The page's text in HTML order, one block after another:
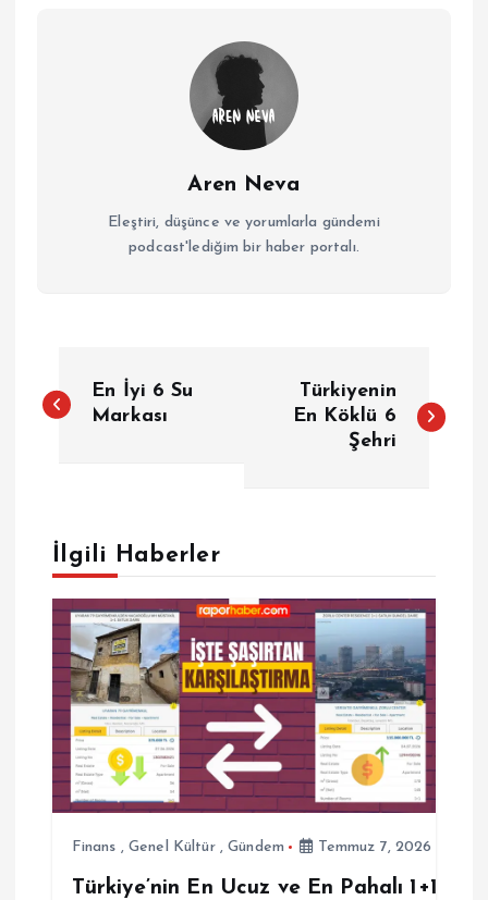
Aren Neva
Eleştiri, düşünce ve yorumlarla gündemi
podcast'lediğim bir haber portalı.
a
g
e
z
n
m
En İyi 6 Su
Markası
Türkiyenin
En Köklü 6
Şehri
İlgili Haberler
Finans ,Genel Kültür,Gündem Temmuz 7, 2026
Türkiye’nin En Ucuz ve En Pahalı 1+1